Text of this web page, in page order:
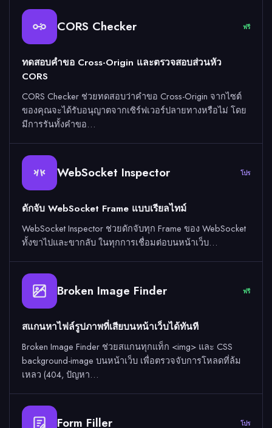
CORS Checker ฟรี
ทดสอบคำขอ Cross-Origin และตรวจสอบส่วนหัว
CORS
CORS Checker ช่วยทดสอบว่าคำขอ Cross-Origin จากไซต์
ของคุณจะได้รับอนุญาตจากเซิร์ฟเวอร์ปลายทางหรือไม่ โดย
มีการรันทั้งคำขอ…
WebSocket Inspector โปร
ดักจับ WebSocket Frame แบบเรียลไทม์
WebSocket Inspector ช่วยดักจับทุก Frame ของ WebSocket
ทั้งขาไปและขากลับ ในทุกการเชื่อมต่อบนหน้าเว็บ…
Broken Image Finder ฟรี
สแกนหาไฟล์รูปภาพที่เสียบนหน้าเว็บได้ทันที
Broken Image Finder ช่วยสแกนทุกแท็ก <img> และ CSS
background-image บนหน้าเว็บ เพื่อตรวจจับการโหลดที่ล้ม
เหลว (404, ปัญหา…
Form Filler โปร